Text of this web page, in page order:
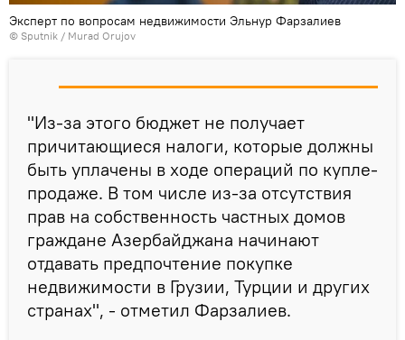
Эксперт по вопросам недвижимости Эльнур Фарзалиев
© Sputnik / Murad Orujov
"Из-за этого бюджет не получает
причитающиеся налоги, которые должны
быть уплачены в ходе операций по купле-
продаже. В том числе из-за отсутствия
прав на собственность частных домов
граждане Азербайджана начинают
отдавать предпочтение покупке
недвижимости в Грузии, Турции и других
странах", - отметил Фарзалиев.